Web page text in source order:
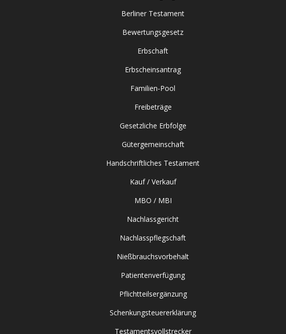
Berliner Testament
Bewertungsgesetz
Erbschaft
Erbscheinsantrag
Familien-Pool
Freibeträge
Gesetzliche Erbfolge
Gütergemeinschaft
Handschriftliches Testament
Kauf / Verkauf
MBO / MBI
Nachlassgericht
Nachlasspflegschaft
Nießbrauchsvorbehalt
Patientenverfügung
Pflichtteilsergänzung
Schenkungsteuererklärung
Testamentsvollstrecker